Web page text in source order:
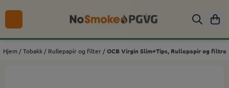
Hopp til innhold
Hjem /Tobakk / Rullepapir og filter /OCB Virgin Slim+Tips, Rullepapir og filtre